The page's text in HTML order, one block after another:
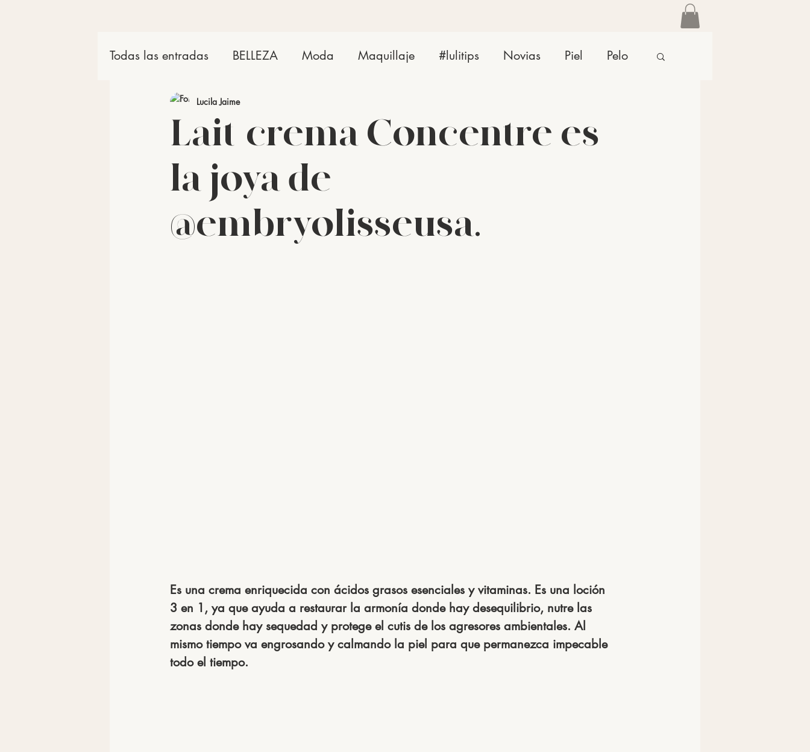
Todas las entradas BELLEZA Moda Maquillaje #lulitips Novias Piel Pelo
Productos
Lait-crema Concentre es
la joya de
@embryolisseusa.
Lucila Jaime
Es una crema enriquecida con ácidos grasos esenciales y vitaminas. Es una loción
3 en 1, ya que ayuda a restaurar la armonía donde hay desequilibrio, nutre las
zonas donde hay sequedad y protege el cutis de los agresores ambientales. Al
mismo tiempo va engrosando y calmando la piel para que permanezca impecable
todo el tiempo.